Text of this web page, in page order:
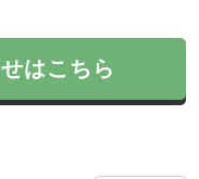
はこちら